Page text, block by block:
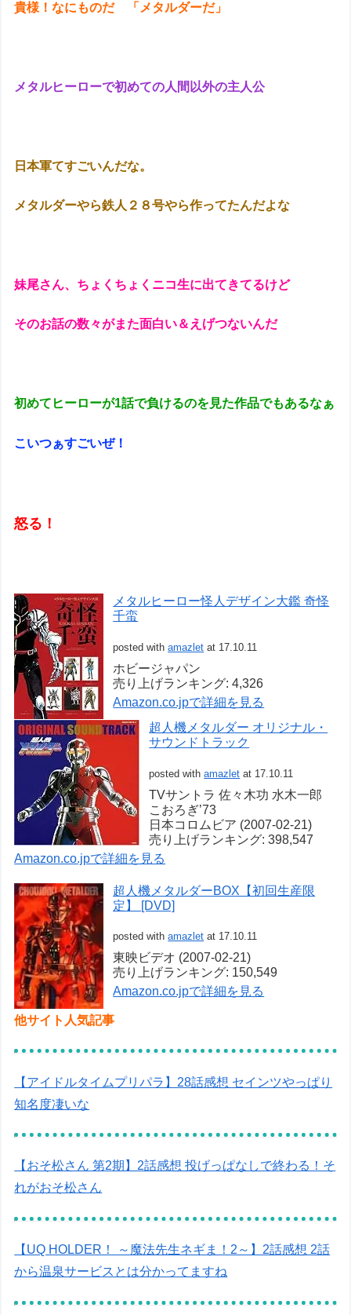
貴様！なにものだ 「メタルダーだ」
メタルヒーローで初めての人間以外の主人公
日本軍てすごいんだな。
メタルダーやら鉄人２８号やら作ってたんだよな
妹尾さん、ちょくちょくニコ生に出てきてるけど
そのお話の数々がまた面白い＆えげつないんだ
初めてヒーローが1話で負けるのを見た作品でもあるなぁ
こいつぁすごいぜ！
怒る！
メタルヒーロー怪人デザイン大鑑 奇怪
千蛮
posted withamazlet at 17.10.11
ホビージャパン
売り上げランキング: 4,326
Amazon.co.jpで詳細を見る
超人機メタルダー オリジナル・
サウンドトラック
posted withamazlet at 17.10.11
TVサントラ 佐々木功 水木一郎
こおろぎ’73
日本コロムビア (2007-02-21)
売り上げランキング: 398,547
Amazon.co.jpで詳細を見る
超人機メタルダーBOX【初回生産限
定】 [DVD]
posted withamazlet at 17.10.11
東映ビデオ (2007-02-21)
売り上げランキング: 150,549
Amazon.co.jpで詳細を見る
他サイト人気記事
【アイドルタイムプリパラ】28話感想 セインツやっぱり
知名度凄いな
【おそ松さん 第2期】2話感想 投げっぱなしで終わる！そ
れがおそ松さん
【UQ HOLDER！ ～魔法先生ネギま！2～】2話感想 2話
から温泉サービスとは分かってますね